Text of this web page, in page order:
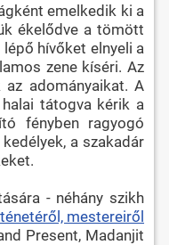
emelkedik ki a
ékelődve a tömött
hívőket elnyeli a
zene kíséri. Az
adományaikat. A
tátogva kérik a
fényben ragyogó
a szakadár
- néhány szikh
mestereiről
Present, Madanjit